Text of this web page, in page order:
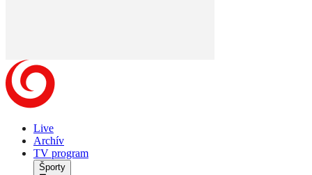
Live
Archív
TV program
Športy